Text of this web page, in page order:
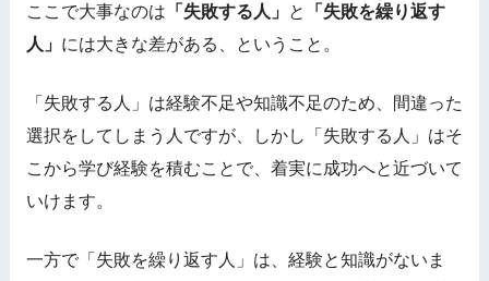
ここで大事なのは 「失敗する人」 と
「失敗を繰り返す
人」 には大きな差がある、ということ。
「失敗する人」は経験不足や知識不足のため、間違った
選択をしてしまう人ですが、しかし「失敗する人」はそ
こから学び経験を積むことで、着実に成功へと近づいて
いけます。
一方で「失敗を繰り返す人」は、経験と知識がないま